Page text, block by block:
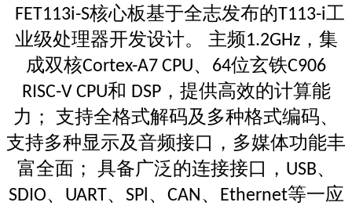
FET113i-S核心板基于全志发布的T113-i工
业级处理器开发设计。 主频1.2GHz，集
成双核Cortex-A7 CPU、 64位玄铁C906
RISC-V CPU和 DSP，提供高效的计算能
力； 支持全格式解码及多种格式编码、
支持多种显示及音频接口，多媒体功能丰
富全面； 具备广泛的连接接口， USB、
SDIO、 UART、 SPl 、 CAN 、 Ethernet等一应